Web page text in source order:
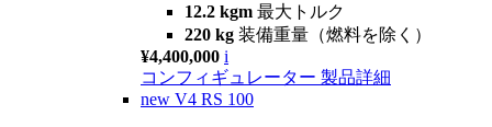
12.2 kgm 最大トルク
220 kg 装備重量（燃料を除く）
¥4,400,000 i
コンフィギュレーター 製品詳細
new V4 RS 100